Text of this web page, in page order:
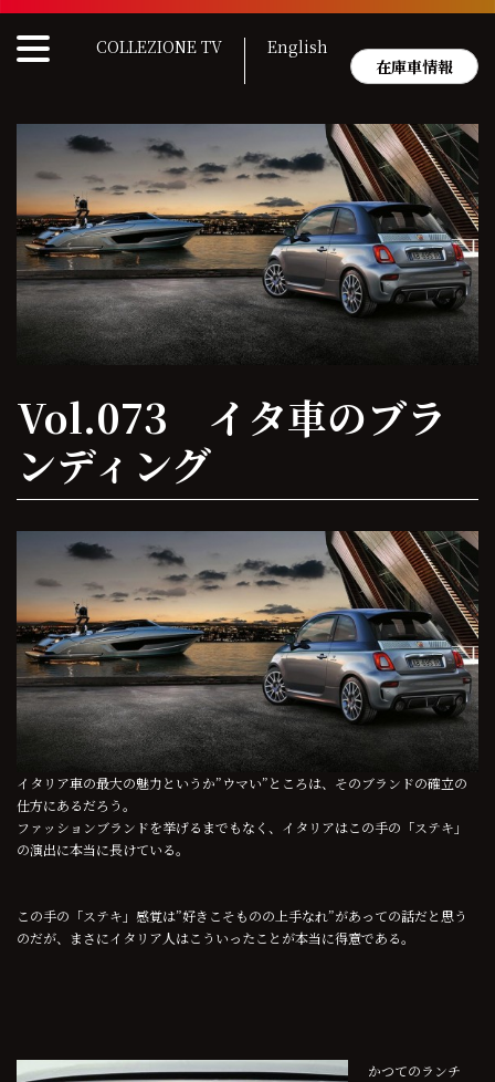
Skip
content
COLLEZIONE TV
English
在庫車情報
Vol.073 イタ車のブラ
ンディング
イタリア車の最大の魅力というか”ウマい”ところは、そのブランドの確立の
仕方にあるだろう。
ファッションブランドを挙げるまでもなく、イタリアはこの手の「ステキ」
の演出に本当に長けている。
この手の「ステキ」感覚は”好きこそものの上手なれ”があっての話だと思う
のだが、まさにイタリア人はこういったことが本当に得意である。
かつてのランチ